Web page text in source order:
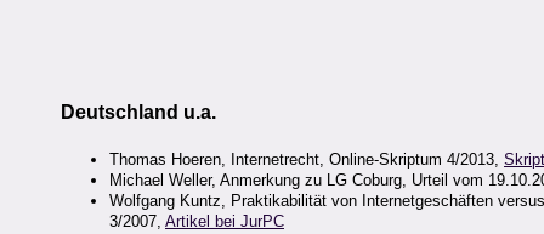
Deutschland u.a.
Thomas Hoeren, Internetrecht, Online-Skriptum 4/2013,
Michael Weller, Anmerkung zu LG Coburg, Urteil vom
Wolfgang Kuntz, Praktikabilität von Internetgeschäften
3/2007, Artikel bei JurPC